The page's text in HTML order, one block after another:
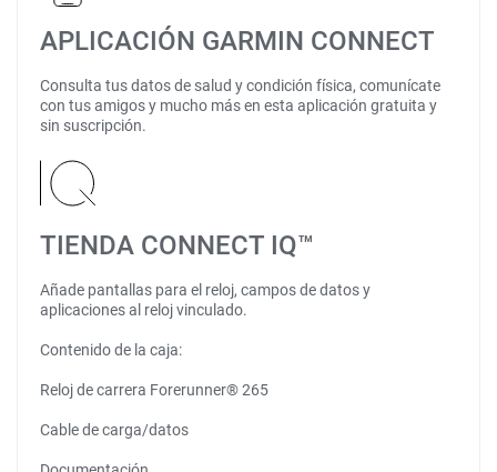
APLICACIÓN GARMIN CONNECT
Consulta tus datos de salud y condición física, comunícate
con tus amigos y mucho más en esta aplicación gratuita y
sin suscripción.
TIENDA CONNECT IQ™
Añade pantallas para el reloj, campos de datos y
aplicaciones al reloj vinculado.
Contenido de la caja:
Reloj de carrera Forerunner® 265
Cable de carga/datos